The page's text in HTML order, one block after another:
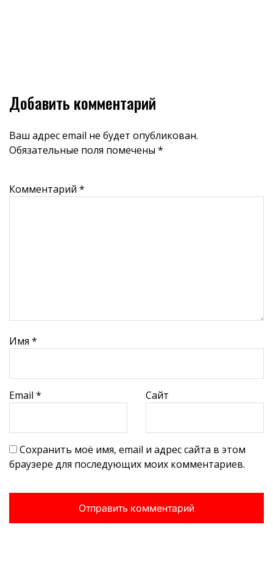
Добавить комментарий
Ваш адрес email не будет опубликован.
Обязательные поля помечены *
Комментарий *
Имя *
Email * Сайт
Сохранить моё имя, email и адрес сайта в этом
браузере для последующих моих комментариев.